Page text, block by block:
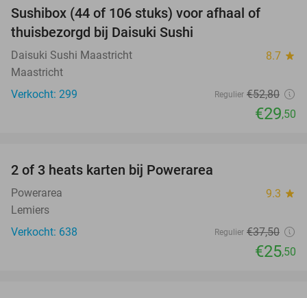
Sushibox (44 of 106 stuks) voor afhaal of
thuisbezorgd bij Daisuki Sushi
Daisuki Sushi Maastricht 8.7 star
Maastricht
Verkocht: 299
Regulier €52,80
€29,50
2 of 3 heats karten bij Powerarea
Powerarea 9.3 star
Lemiers
Verkocht: 638
Regulier €37,50
€25,50